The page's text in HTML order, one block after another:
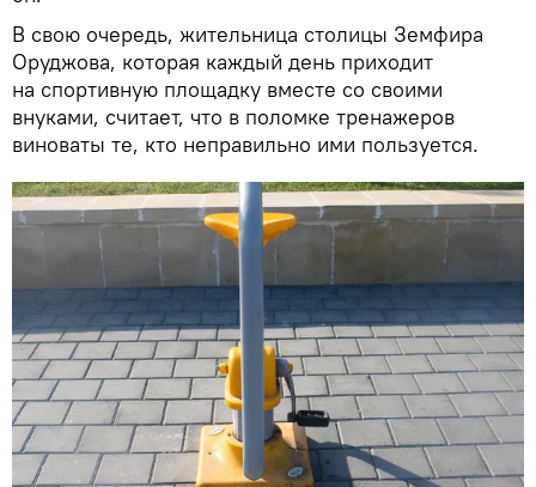
В свою очередь, жительница столицы Земфира
Оруджова, которая каждый день приходит
на спортивную площадку вместе со своими
внуками, считает, что в поломке тренажеров
виноваты те, кто неправильно ими пользуется.